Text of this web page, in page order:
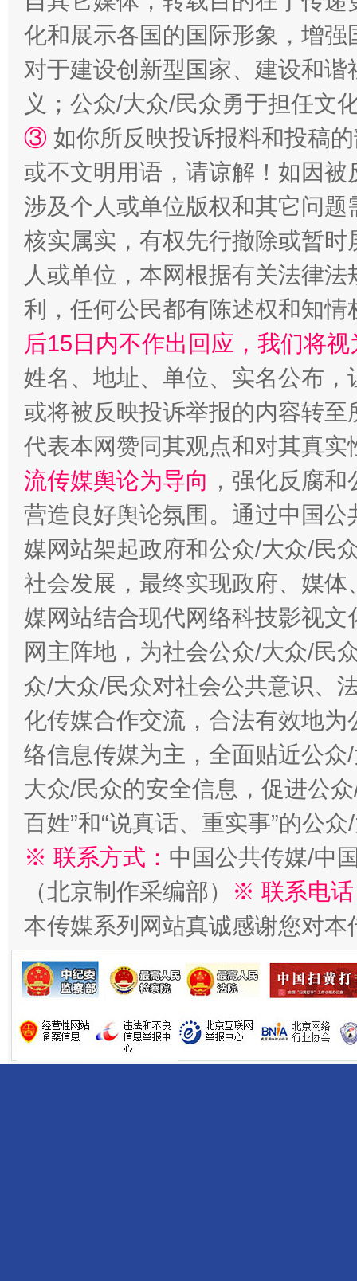
“蜀中异人”王建安的艺术幻境
完善运行机制助力责任有效落实 一纸欠
东山县通报“牛蛙产品抗生素超标问题” 法
千年窑火 生生不息 一
化和展示各国的国际形象，增
对于建设创新型国家、建设和
义；公众/大众/民众勇于担任文
③ 如你所反映投诉报料和投稿
或不文明用语，请谅解！如因
涉及个人或单位版权和其它问题
核实属实，有权先行撤除或暂
人或单位，本网根据有关法律
利，任何公民都有陈述权和知情
后15日内不作出回应，我们将
姓名、地址、单位、实名公布
或将被反映投诉举报的内容转
代表本网赞同其观点和对其真实
流传媒舆论为导向 ，强化反腐
营造良好舆论氛围。通过中国
媒网站架起政府和公众/大众/民
社会发展，最终实现政府、媒
媒网站结合现代网络科技影视
网主阵地，为社会公众/大众/民
众/大众/民众对社会公共意识、
化传媒合作交流，合法有效地
络信息传媒为主，全面贴近公
大众/民众的安全信息，促进公
百姓”和“说真话、重实事”的公
※ 联系方式： 中国公共传媒/中
（北京制作采编部）
※ 联系电
本传媒系列网站真诚感谢您对